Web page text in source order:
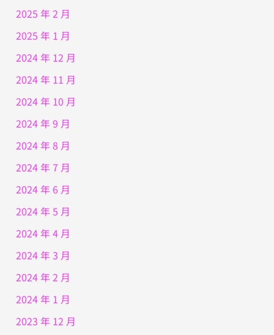
2025 年 2 月
2025 年 1 月
2024 年 12 月
2024 年 11 月
2024 年 10 月
2024 年 9 月
2024 年 8 月
2024 年 7 月
2024 年 6 月
2024 年 5 月
2024 年 4 月
2024 年 3 月
2024 年 2 月
2024 年 1 月
2023 年 12 月